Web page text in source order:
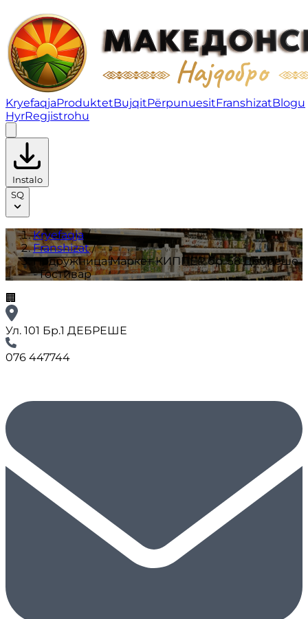
Подружница Маркет КИППЕР бр. 58 Дебреше -
KryefaqjaProduktetBujqitPërpunuesitFranshizatBlogu
HyrRegjistrohu
Instalo
SQ
Kryefaqja/
Franshizat/
Подружница Маркет КИППЕР бр. 58 Дебреше
- Гостивар
🏢
Ул. 101 Бр.1 ДЕБРЕШЕ
076 447744